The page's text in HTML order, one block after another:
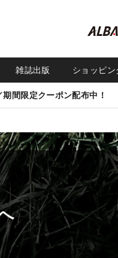
雑誌出版 ショッピン
期間限定クーポン配布中！